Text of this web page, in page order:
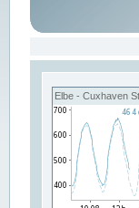
Elbe - Cuxhaven